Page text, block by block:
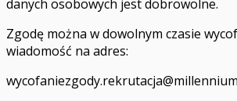
danych osobowych jest dobrowolne.
Zgodę można w dowolnym czasie
wiadomość na adres: